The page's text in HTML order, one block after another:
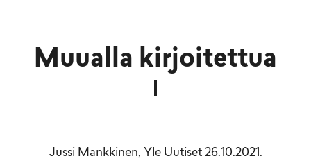
Muualla kirjoitettua
Jussi Mankkinen, Yle Uutiset 26.10.2021.